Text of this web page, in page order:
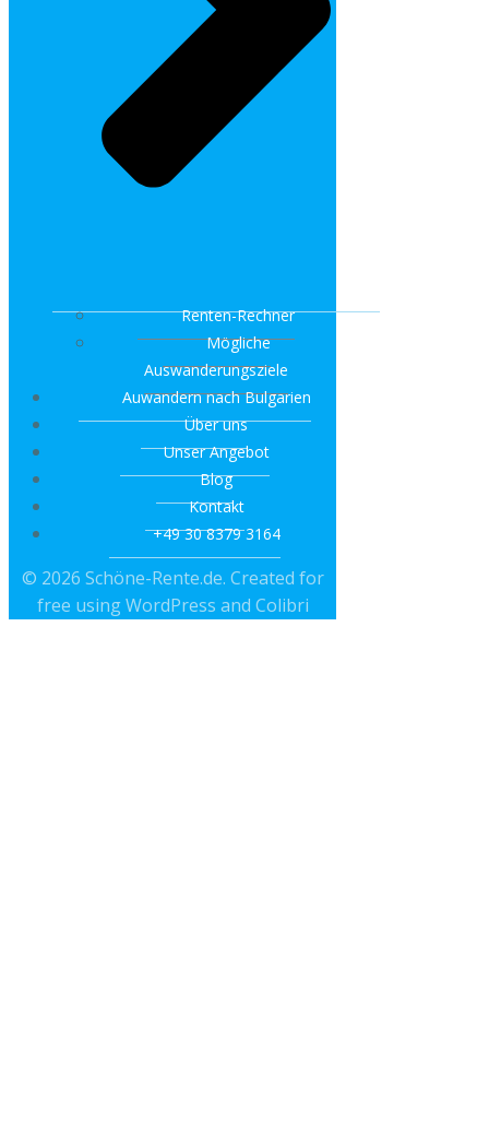
Renten-Rechner
Mögliche
Auswanderungsziele
Auwandern nach Bulgarien
Über uns
Unser Angebot
Blog
Kontakt
+49 30 8379 3164
© 2026 Schöne-Rente.de. Created for
free using WordPress and Colibri